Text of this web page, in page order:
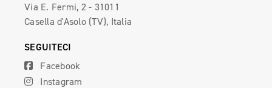
Via E. Fermi, 2 - 31011
Casella d'Asolo (TV), Italia
SEGUITECI
Facebook
Instagram